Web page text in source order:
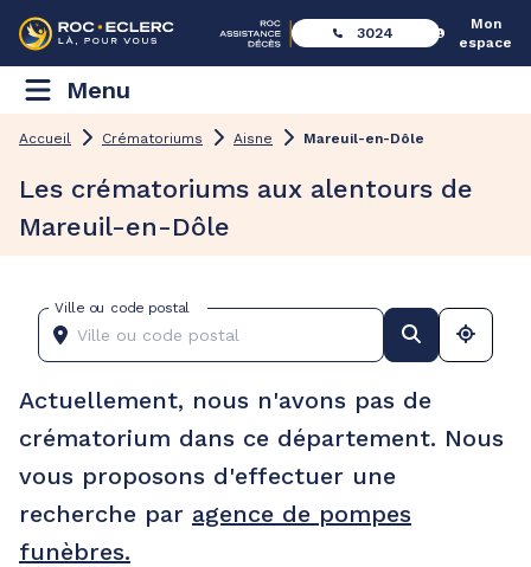
3024
Mon
espace
Menu
Accueil Crématoriums Aisne Mareuil-en-Dôle
Les crématoriums aux alentours de
Mareuil-en-Dôle
Ville ou code postal
Actuellement, nous n'avons pas de
crématorium dans ce département. Nous
vous proposons d'effectuer une
recherche par agence de pompes
funèbres.